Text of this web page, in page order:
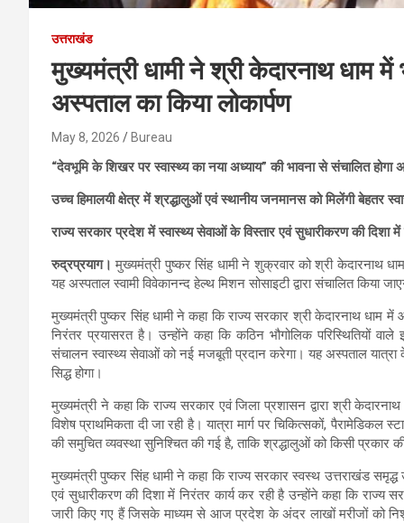
उत्तराखंड
मुख्यमंत्री धामी ने श्री केदारनाथ धाम में
अस्पताल का किया लोकार्पण
May 8, 2026 Bureau
“देवभूमि के शिखर पर स्वास्थ्य का नया अध्याय” की भावना से संचालित होगा
उच्च हिमालयी क्षेत्र में श्रद्धालुओं एवं स्थानीय जनमानस को मिलेंगी बेहतर
राज्य सरकार प्रदेश में स्वास्थ्य सेवाओं के विस्तार एवं सुधारीकरण की दिशा
रुद्रप्रयाग।मुख्यमंत्री पुष्कर सिंह धामी ने शुक्रवार को श्री केदारनाथ
यह अस्पताल स्वामी विवेकानन्द हेल्थ मिशन सोसाइटी द्वारा संचालित किया
मुख्यमंत्री पुष्कर सिंह धामी ने कहा कि राज्य सरकार श्री केदारनाथ धाम
निरंतर प्रयासरत है। उन्होंने कहा कि कठिन भौगोलिक परिस्थितियों
संचालन स्वास्थ्य सेवाओं को नई मजबूती प्रदान करेगा। यह अस्पताल
सिद्ध होगा।
मुख्यमंत्री ने कहा कि राज्य सरकार एवं जिला प्रशासन द्वारा श्री
विशेष प्राथमिकता दी जा रही है। यात्रा मार्ग पर चिकित्सकों,
की समुचित व्यवस्था सुनिश्चित की गई है, ताकि श्रद्धालुओं को किसी प्रकार
मुख्यमंत्री पुष्कर सिंह धामी ने कहा कि राज्य सरकार स्वस्थ उत्तराखंड
एवं सुधारीकरण की दिशा में निरंतर कार्य कर रही है उन्होंने कहा कि
जारी किए गए हैं जिसके माध्यम से आज प्रदेश के अंदर लाखों मरीजों को